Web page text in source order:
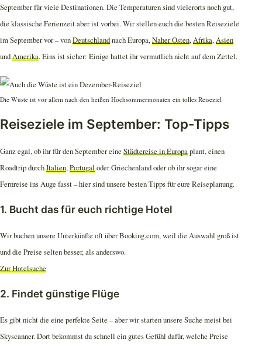
September für viele Destinationen. Die Temperaturen sind vielerorts noch gut,
die klassische Ferienzeit aber ist vorbei. Wir stellen euch die besten Reiseziele
im September vor – vonDeutschlandnach Europa,Naher Osten,Afrika,Asien
undAmerika. Eins ist sicher: Einige hattet ihr vermutlich nicht auf dem Zettel.
Die Wüste ist vor allem nach den heißen Hochsommermonaten ein tolles Reiseziel
Reiseziele im September: Top-Tipps
Ganz egal, ob ihr für den September eine Städtereise in Europaplant, einen
Roadtrip durchItalien,Portugaloder Griechenland oder ob ihr sogar eine
Fernreise ins Auge fasst – hier sind unsere besten Tipps für eure Reiseplanung.
1. Bucht das für euch richtige Hotel
Wir buchen unsere Unterkünfte oft über Booking.com, weil die Auswahl groß ist
und die Preise selten besser, als anderswo.
Zur Hotelsuche
2. Findet günstige Flüge
Es gibt nicht die eine perfekte Seite – aber wir starten unsere Suche meist bei
Skyscanner. Dort bekommst du schnell ein gutes Gefühl dafür, welche Preise